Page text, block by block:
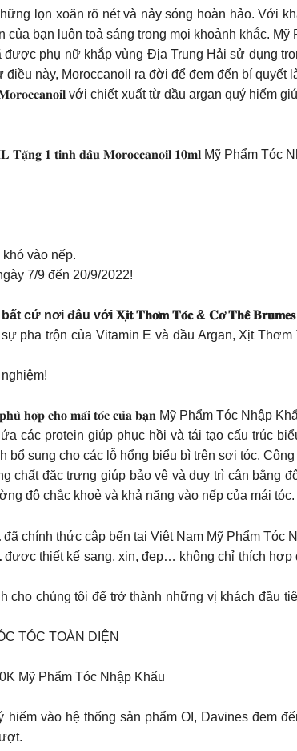
lọn xoăn rõ nét và nảy sóng hoàn hảo. Với
của bạn luôn toả sáng trong mọi khoảnh khắc. Mỹ
được phụ nữ khắp vùng Địa Trung Hải sử dụng
này, Moroccanoil ra đời để đem đến bí
với chiết xuất từ dầu argan quý hiếm
𝟏 𝐭𝐢𝐧𝐡 𝐝𝐚̂̀𝐮 𝐌𝐨𝐫𝐨𝐜𝐜𝐚𝐧𝐨𝐢𝐥 𝟏𝟎𝐦𝐥 Mỹ Phẩm Tóc
vào nếp.
7/9 đến 20/9/2022!
cứ nơi đâu với 𝐗𝐢̣𝐭 𝐓𝐡𝐨̛𝐦 𝐓𝐨́𝐜 & 𝐂𝐨̛ 𝐓𝐡𝐞̂̉
pha trộn của Vitamin E và dầu Argan, Xịt
𝐡𝐨̛̣𝐩 𝐜𝐡𝐨 𝐦𝐚́𝐢 𝐭𝐨́𝐜 𝐜𝐮̉𝐚 𝐛𝐚̣𝐧 Mỹ Phẩm Tóc Nhập
các protein giúp phục hồi và tái tạo cấu trúc
bổ sung cho các lỗ hổng biểu bì trên sợi tóc.
đặc trưng giúp bảo vệ và duy trì cân bằng
độ chắc khoẻ và khả năng vào nếp của mái tóc.
thức cập bến tại Việt Nam Mỹ Phẩm Tóc
kế sang, xịn, đẹp… không chỉ thích hợp để
cho chúng tôi để trở thành những vị khách đầu
TÓC TOÀN DIỆN
Mỹ Phẩm Tóc Nhập Khẩu
vào hệ thống sản phẩm OI, Davines đem